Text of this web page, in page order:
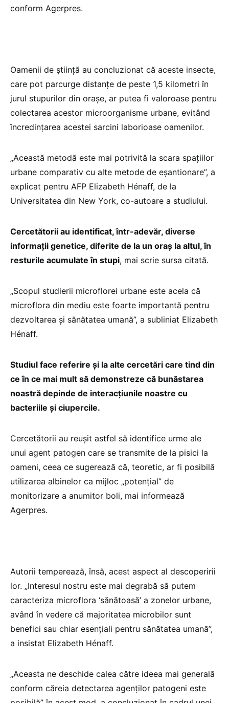
conform Agerpres.
Oamenii de ştiinţă au concluzionat că aceste insecte,
care pot parcurge distanţe de peste 1,5 kilometri în
jurul stupurilor din oraşe, ar putea fi valoroase pentru
colectarea acestor microorganisme urbane, evitând
încredinţarea acestei sarcini laborioase oamenilor.
„Această metodă este mai potrivită la scara spaţiilor
urbane comparativ cu alte metode de eşantionare”, a
explicat pentru AFP Elizabeth Hénaff, de la
Universitatea din New York, co-autoare a studiului.
Cercetătorii au identificat, într-adevăr, diverse
informaţii genetice, diferite de la un oraş la altul, în
resturile acumulate în stupi, mai scrie sursa citată.
„Scopul studierii microflorei urbane este acela că
microflora din mediu este foarte importantă pentru
dezvoltarea şi sănătatea umană”, a subliniat Elizabeth
Hénaff.
Studiul face referire şi la alte cercetări care tind din
ce în ce mai mult să demonstreze că bunăstarea
noastră depinde de interacţiunile noastre cu
bacteriile şi ciupercile.
Cercetătorii au reuşit astfel să identifice urme ale
unui agent patogen care se transmite de la pisici la
oameni, ceea ce sugerează că, teoretic, ar fi posibilă
utilizarea albinelor ca mijloc „potenţial” de
monitorizare a anumitor boli, mai informează
Agerpres.
Autorii temperează, însă, acest aspect al descoperirii
lor. „Interesul nostru este mai degrabă să putem
caracteriza microflora ‘sănătoasă’ a zonelor urbane,
având în vedere că majoritatea microbilor sunt
benefici sau chiar esenţiali pentru sănătatea umană”,
a insistat Elizabeth Hénaff.
„Aceasta ne deschide calea către ideea mai generală
conform căreia detectarea agenţilor patogeni este